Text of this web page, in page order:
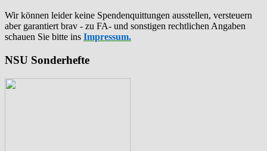
Wir können leider keine Spendenquittungen ausstellen, versteuern
aber garantiert brav - zu FA- und sonstigen rechtlichen Angaben
schauen Sie bitte ins Impressum.
NSU Sonderhefte